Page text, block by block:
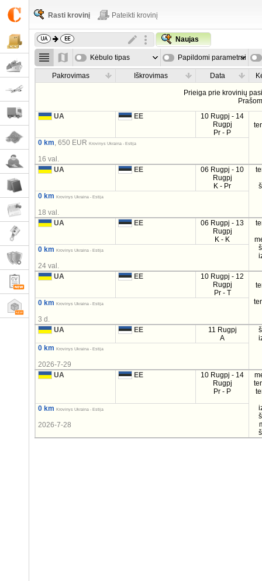
Rasti krovinį Pateikti krovinį
Naujas
Kėbulo tipas Papildomi parametrai
Pakrovimas Iškrovimas Data
Prieiga prie krovinių
UA
EE
10 Rugpj - 14
Rugpj
Pr - P
0 km, 650 EURKrovinys Ukraina - Estija
16 val.
UA
EE
06 Rugpj - 10
Rugpj
K - Pr
0 km
Krovinys Ukraina - Estija
18 val.
UA
EE
06 Rugpj - 13
Rugpj
K - K
0 km Krovinys Ukraina - Estija
24 val.
UA
EE
10 Rugpj - 12
Rugpj
Pr - T
0 km Krovinys Ukraina - Estija
3 d.
UA
EE
11 Rugpj
A
0 km
Krovinys Ukraina - Estija
2026-7-29
UA
EE
10 Rugpj - 14
Rugpj
Pr - P
0 km Krovinys Ukraina - Estija
2026-7-28